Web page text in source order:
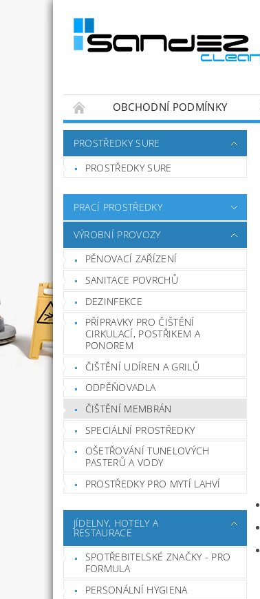
OBCHODNÍ PODMÍNKY
PROSTŘEDKY SURE
PROSTŘEDKY SURE
PRACÍ PROSTŘEDKY
VÝROBNÍ PROVOZY
PĚNOVACÍ ZAŘÍZENÍ
SANITACE POVRCHŮ
DEZINFEKCE
PŘÍPRAVKY PRO ČIŠTĚNÍ
CIRKULACÍ, POSTŘIKEM A
PONOREM
ČIŠTĚNÍ UDÍREN A GRILŮ
ODPĚŇOVADLA
ČIŠTĚNÍ MEMBRÁN
SPECIÁLNÍ PROSTŘEDKY
OŠETŘOVÁNÍ TUNELOVÝCH
PASTERŮ A VODY
PROSTŘEDKY PRO MYTÍ LAHVÍ
JÍDELNY, HOTELY A
RESTAURACE
SPOTŘEBITELSKÉ ZNAČKY - PRO
FORMULA
PERSONÁLNÍ HYGIENA